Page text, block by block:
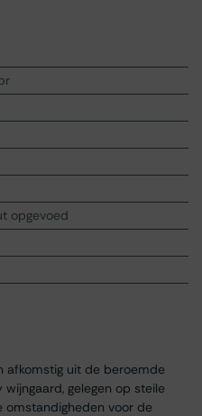
opgevoed
afkomstig uit de beroemde
wijngaard, gelegen op steile
omstandigheden voor de